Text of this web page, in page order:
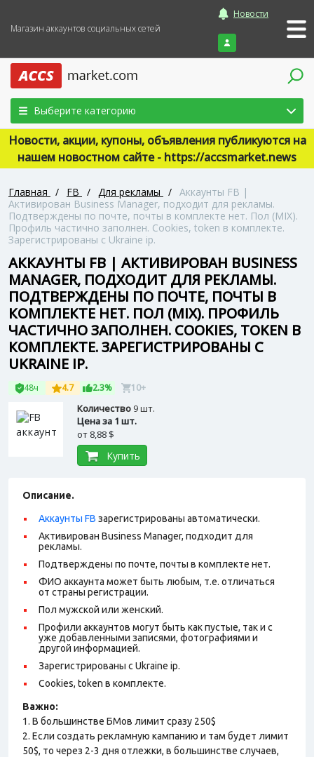
Магазин аккаунтов социальных сетей
Новости
Войти
Выберите категорию
Новости, акции, купоны, объявления публикуются на
нашем новостном сайте - https://accsmarket.news
Главная / FB / Для рекламы / Аккаунты FB |
Активирован Business Manager, подходит для рекламы.
Подтверждены по почте, почты в комплекте нет. Пол (MIX).
Профиль частично заполнен. Cookies, token в комплекте.
Зарегистрированы с Ukraine ip.
АККАУНТЫ FB | АКТИВИРОВАН BUSINESS
MANAGER, ПОДХОДИТ ДЛЯ РЕКЛАМЫ.
ПОДТВЕРЖДЕНЫ ПО ПОЧТЕ, ПОЧТЫ В
КОМПЛЕКТЕ НЕТ. ПОЛ (MIX). ПРОФИЛЬ
ЧАСТИЧНО ЗАПОЛНЕН. COOKIES, TOKEN В
КОМПЛЕКТЕ. ЗАРЕГИСТРИРОВАНЫ С
UKRAINE IP.
48ч 4.7 2.3% 10+
Количество 9 шт.
Цена за 1 шт.
от 8,88 $
Купить
Описание.
Аккаунты FB зарегистрированы автоматически.
Активирован Business Manager, подходит для
рекламы.
Подтверждены по почте, почты в комплекте нет.
ФИО аккаунта может быть любым, т.е. отличаться
от страны регистрации.
Пол мужской или женский.
Профили аккаунтов могут быть как пустые, так и с
уже добавленными записями, фотографиями и
другой информацией.
Зарегистрированы с Ukraine ip.
Cookies, token в комплекте.
Важно:
1. В большинстве БМов лимит сразу 250$
2. Если создать рекламную кампанию и там будет лимит
50$, то через 2-3 дня отлежки, в большинстве случаев,